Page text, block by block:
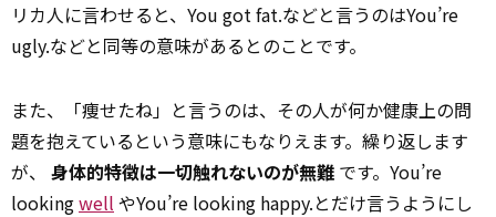
リカ人に言わせると、You got fat.などと言うのはYou’re
ugly.などと同等の意味があるとのことです。
また、「痩せたね」と言うのは、その人が何か健康上の問
題を抱えているという意味にもなりえます。繰り返します
が、 身体的特徴は一切触れないのが無難 です。You’re
lookingwell やYou’re looking happy.とだけ言うようにし